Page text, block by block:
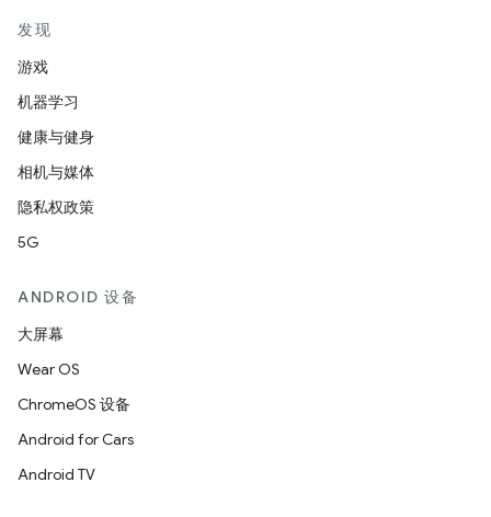
发现
游戏
机器学习
健康与健身
相机与媒体
隐私权政策
5G
ANDROID 设备
大屏幕
Wear OS
ChromeOS 设备
Android for Cars
Android TV